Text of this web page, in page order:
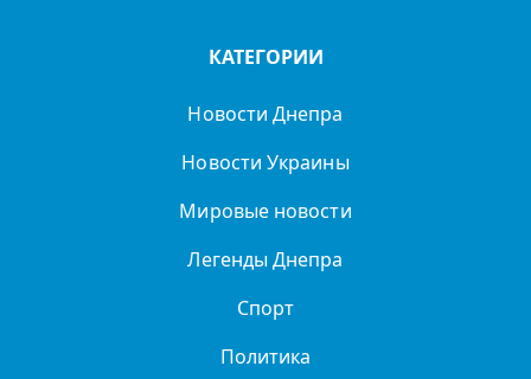
КАТЕГОРИИ
Новости Днепра
Новости Украины
Мировые новости
Легенды Днепра
Спорт
Политика